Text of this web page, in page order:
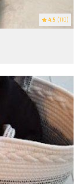
4.5 (110)